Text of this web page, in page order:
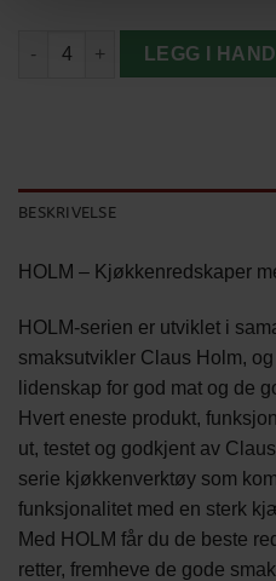
HOLM Akasietre 3 delers
LEGG I
BESKRIVELSE
HOLM – Kjøkkenredskaper
HOLM-serien er utviklet i
smaksutvikler Claus Holm,
lidenskap for god mat og de
Hvert eneste produkt,
ut, testet og godkjent av
serie kjøkkenverktøy som
funksjonalitet med en sterk
Med HOLM får du de beste
retter, fremheve de gode